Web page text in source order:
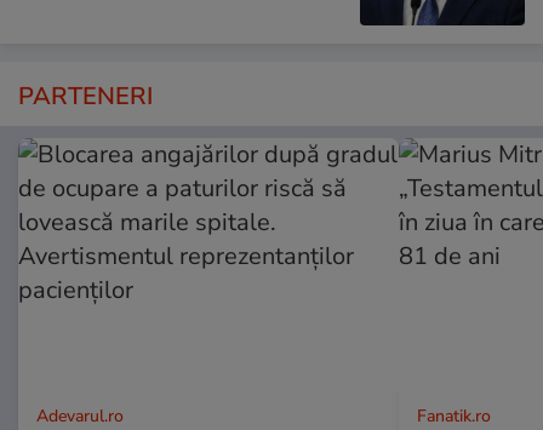
PARTENERI
Adevarul.ro Fanatik.ro